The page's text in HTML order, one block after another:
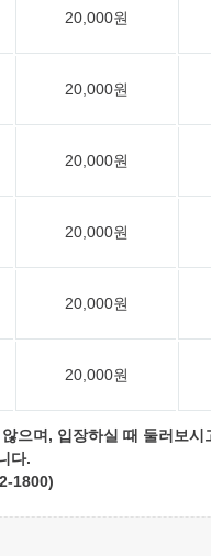
20,000원
20,000원
20,000원
20,000원
20,000원
20,000원
으며, 입장하실 때 둘러보시
다.
1800)